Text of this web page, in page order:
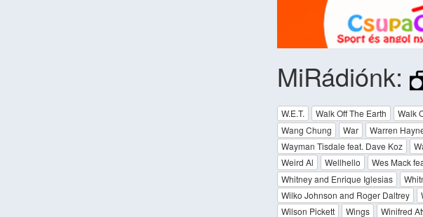
MiRádiónk:
W.E.T. Walk Off The Earth Walk
Wang Chung
War Warren
Wayman Tisdale feat. Dave Koz
Weird Al
Wellhello Wes Mack
Whitney and Enrique Iglesias
Wilko Johnson and Roger Daltrey
Wilson Pickett
Wings Winifred